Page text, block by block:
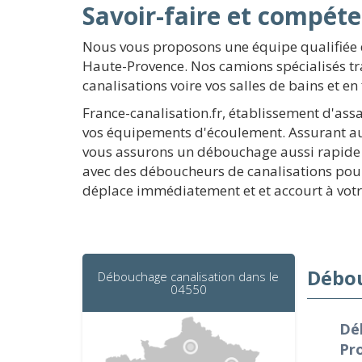
Savoir-faire et
Nous vous proposons une équipe
Haute-Provence. Nos camions spécialisés
canalisations voire vos salles de bains et
France-canalisation.fr, établissement
vos équipements d'écoulement. Assurant
vous assurons un débouchage aussi
avec des déboucheurs de canalisations
déplace immédiatement et et accourt à
Débouchage canalisation dans le
04550